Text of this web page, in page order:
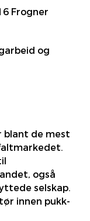
Frogner
og
blant de mest
også
selskap.
innen pukk-